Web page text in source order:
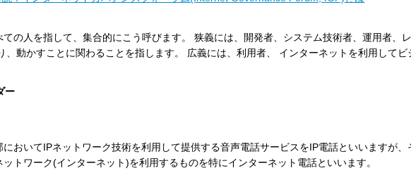
の人を指して、集合的にこう呼びます。 狭義には、開発者、システム技術者、運用者、
、動かすことに関わることを指します。 広義には、利用者、 インターネットを利用してビ
ー
おいてIPネットワーク技術を利用して提供する音声電話サービスをIP電話といいますが、
トワーク(インターネット)を利用するものを特にインターネット電話といいます。